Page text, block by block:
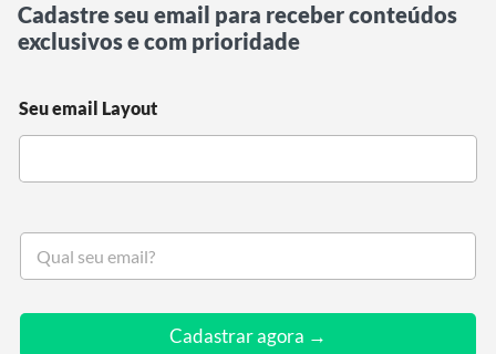
Cadastre seu email para receber conteúdos
exclusivos e com prioridade
Seu email Layout
S
u
Cadastrar agora →